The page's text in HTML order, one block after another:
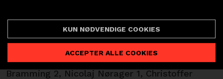
Redninger: Sander Heieren 15/39 (38%), Josip
Cavar 0/2 (0%)
Målscorer: Nikolaj Markussen 7, Nikolaj
Enderleit 5, Frederik Bjerre 5, Magnus
Bramming 2, Nicolaj Nørager 1, Christoffer
KUN NØDVENDIGE COOKIES
ACCEPTER ALLE COOKIES